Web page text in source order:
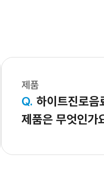
제품
Q. 하이트진로음
제품은 무엇인가